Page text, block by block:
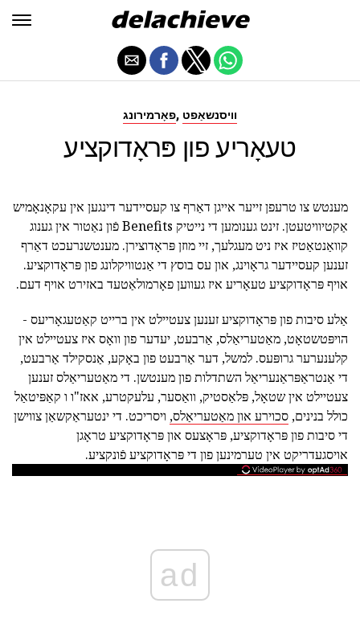
פאָרמירונג, וויסנשאַפט
טעאָריע פון פּראָדוקציע
מענטש צו טרעפן זייער אייגן דאַרף צו קעסיידער דינגען אין עקאָנאָמיש
אַקטיוויטעטן. זינט גענומען די נייטיק Benefits פֿון נאַטור אין גענוג
קוואַנטאַטיז איז ניט מעגלעך, זיי מוזן פּראָדוצירן. מענטשנרעכט דאַרף
זענען קעסיידער גראָוינג, און עס בוסץ די אַנטוויקלונג פון פּראָדוקציע.
אויף פּראָדוקציע טעאָריע איז געווען פאָרמולאַטעד באזירט אויף דעם.
אַלע סיבות פון פּראָדוקציע זענען צעטיילט אין ברייט קאַטעגאָריעס -
הויפּטשטאָט, מאַטעריאַלס, אַרבעט, יעדער פון וואָס איז צעטיילט אין
קלענערער גרופּעס. למשל, דער אַרבעט פון באָקע, אַנסקילד אַרבעט,
די אַנטראַפּראַנעריאַל השתדלות פון מענטשן. די מאַטעריאַלס זענען
צעטיילט אין שטאָל, פּלאַסטיק, וואַסער, עלעקטרע, אאז"ו ו קאַפּיטאַל
כולל בנינים, סכוירע און מאַטעריאַלס, ויסריכט. די ינטעראַקשאַן צווישן
די סיבות פון פּראָדוקציע, פּראָצעס און פּראָדוקציע טראָגן
אויסגעדריקט אין טערמינען פון די פּראָדוקציע פֿונקציע.
ad